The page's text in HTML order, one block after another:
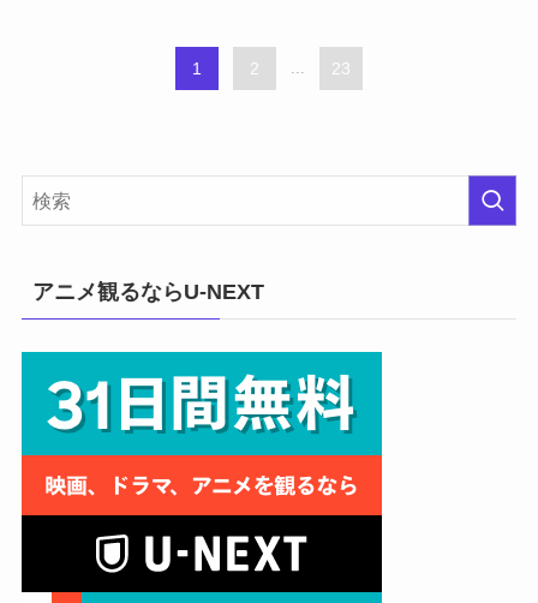
1 2 ... 23
アニメ観るならU-NEXT